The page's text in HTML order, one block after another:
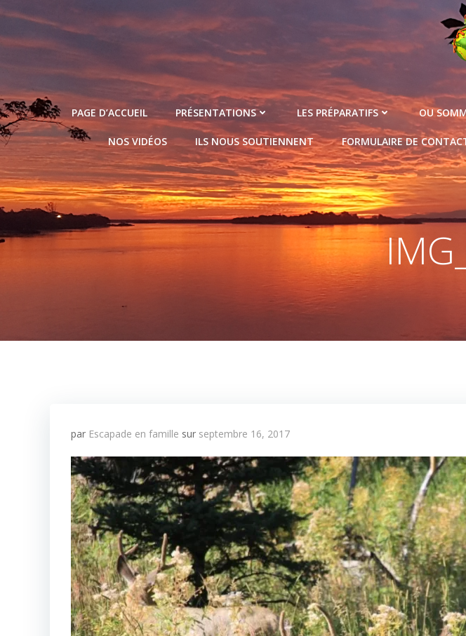
Aller
contenu
PAGE D’ACCUEIL PRÉSENTATIONS LES PRÉPARATIFS OU
NOS VIDÉOS ILS NOUS SOUTIENNENT FORMULAIRE DE
par Escapade en famille sur septembre 16, 2017